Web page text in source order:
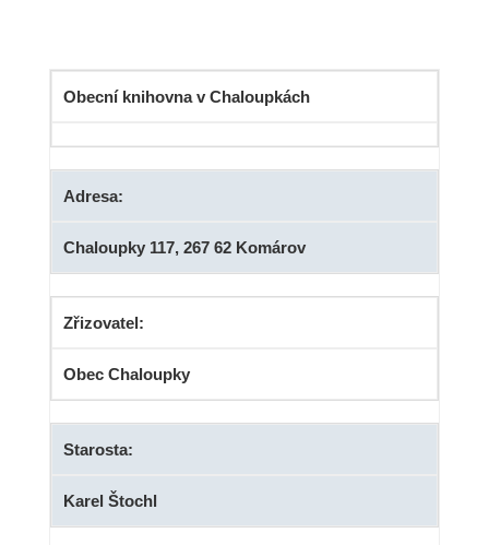
Obecní knihovna v Chaloupkách
Adresa:
Chaloupky 117, 267 62 Komárov
Zřizovatel:
Obec Chaloupky
Starosta:
Karel Štochl